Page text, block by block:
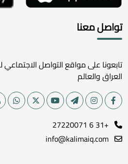
تواصل معنا
تابعونا على مواقع التواصل الاجتماعي
العراق والعالم
+31 6 27220071
info@kalimaiq.com